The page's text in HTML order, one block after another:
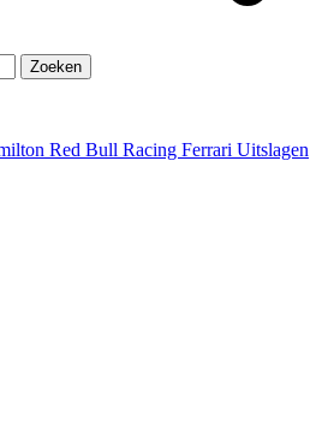
Zoeken
Red Bull Racing Ferrari Uitslagen